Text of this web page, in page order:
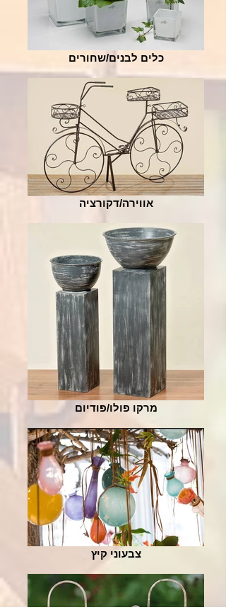
כלים לבנים/שחורים
אווירה/דקורציה
מרקו פולו/פודיום
צבעוני קיץ